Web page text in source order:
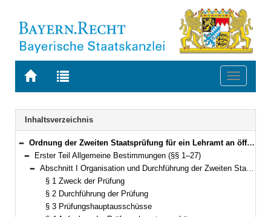
Zur
BAYERN.RECHT
Zur
letzten
Suche
Toggle
Navigation
Inhaltsverzeichnis
Bereich reduzieren
Ordnung der Zweiten Staatsprüfung für ein Lehramt an öffentlichen Schulen (Lehramtsprüfungsordnung II – LPO II) Vom 28. Oktober 2004 (GVBl. S. 428) BayRS 2038-3-4-8-11-K (§§ 1–42)
Bereich reduzieren
Erster Teil Allgemeine Bestimmungen (§§ 1–27)
Bereich reduzieren
Abschnitt I Organisation und Durchführung der Zweiten Staatsprüfung (§§ 1–16)
§ 1 Zweck der Prüfung
§ 2 Durchführung der Prüfung
§ 3 Prüfungshauptausschüsse